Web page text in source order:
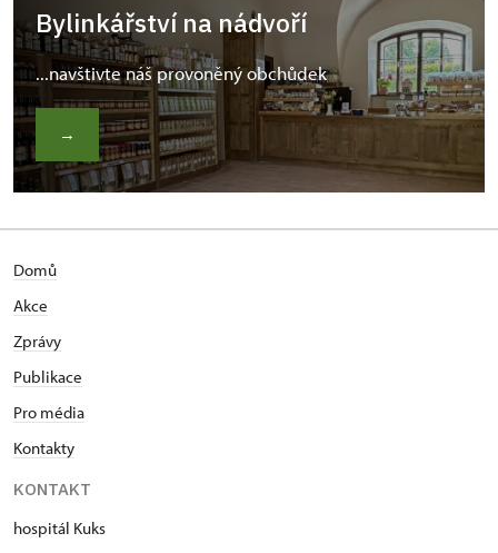
Bylinkářství na nádvoří
...navštivte náš provoněný obchůdek
→
Domů
Akce
Zprávy
Publikace
Pro média
Kontakty
KONTAKT
hospitál Kuks